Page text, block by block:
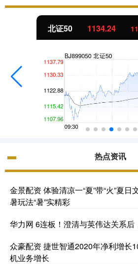
北证50 1134.24
热点资讯
金景配资 体验清凉一“夏”带“火”夏
暑玩法“暑”实精彩
华力网 6连板！澄清与英伟达关系
众豪配资 捷世智通2020年净利增长
机业务增长